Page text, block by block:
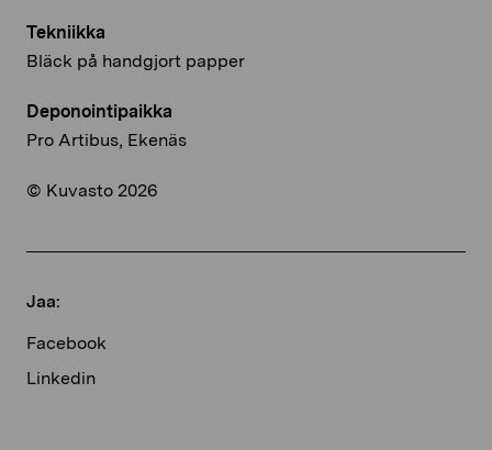
Tekniikka
Bläck på handgjort papper
Deponointipaikka
Pro Artibus, Ekenäs
© Kuvasto 2026
Jaa:
Facebook
Linkedin